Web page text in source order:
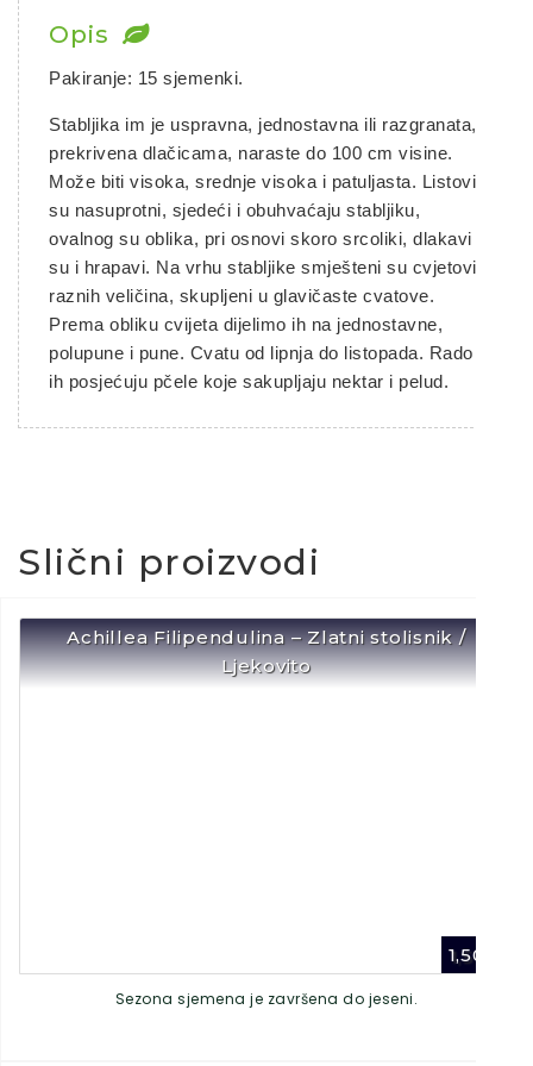
Ostalo sjeme
Opis
Pakiranje: 15 sjemenki.
Stabljika im je uspravna, jednostavna ili razgranata,
prekrivena dlačicama, naraste do 100 cm visine.
Može biti visoka, srednje visoka i patuljasta. Listovi
su nasuprotni, sjedeći i obuhvaćaju stabljiku,
ovalnog su oblika, pri osnovi skoro srcoliki, dlakavi
su i hrapavi. Na vrhu stabljike smješteni su cvjetovi
raznih veličina, skupljeni u glavičaste cvatove.
Prema obliku cvijeta dijelimo ih na jednostavne,
polupune i pune. Cvatu od lipnja do listopada. Rado
ih posjećuju pčele koje sakupljaju nektar i pelud.
Slični proizvodi
Achillea Filipendulina – Zlatni stolisnik /
Ljekovito
1,50
Sezona sjemena je završena do jeseni.